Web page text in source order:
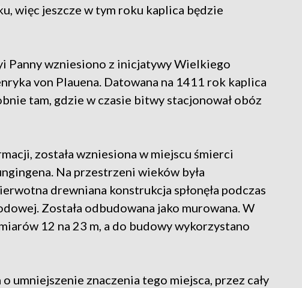
więc jeszcze w tym roku kaplica będzie
Panny wzniesiono z inicjatywy Wielkiego
von Plauena. Datowana na 1411 rok kaplica
tam, gdzie w czasie bitwy stacjonował obóz
została wzniesiona w miejscu śmierci
Na przestrzeni wieków była
drewniana konstrukcja spłonęła podczas
Została odbudowana jako murowana. W
12 na 23 m, a do budowy wykorzystano
umniejszenie znaczenia tego miejsca, przez cały